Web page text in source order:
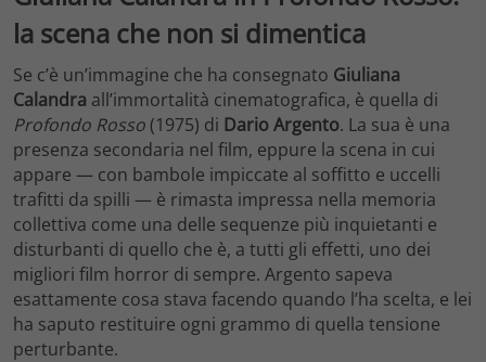
la scena che non si dimentica
Se c’è un’immagine che ha consegnato Giuliana
Calandra all’immortalità cinematografica, è quella di
Profondo Rosso(1975) di Dario Argento. La sua è una
presenza secondaria nel film, eppure la scena in cui
appare — con bambole impiccate al soffitto e uccelli
trafitti da spilli — è rimasta impressa nella memoria
collettiva come una delle sequenze più inquietanti e
disturbanti di quello che è, a tutti gli effetti, uno dei
migliori film horror di sempre. Argento sapeva
esattamente cosa stava facendo quando l’ha scelta, e lei
ha saputo restituire ogni grammo di quella tensione
perturbante.